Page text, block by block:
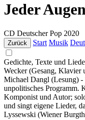
Jeder
CD Deutscher Pop 2020
Zurück Start Musik
Gedichte, Texte und
Wecker (Gesang, Klavier
Michael Dangl (Lesung) -
unpolitisches Programm.
Komponist und Autor;
und singt eigene Lieder,
Lyssewski (Wiener